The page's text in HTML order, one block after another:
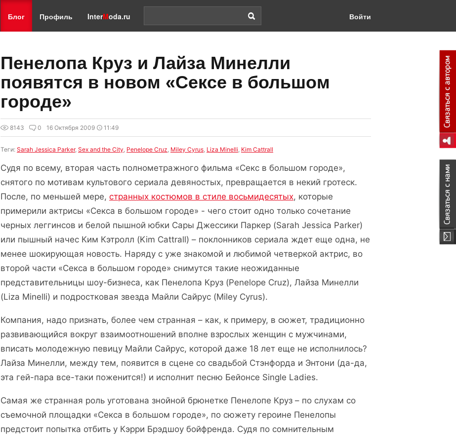
Блог Профиль InterModa.ru Войти
Пенелопа Круз и Лайза Минелли
появятся в новом «Сексе в большом
городе»
8143 0 16 Октября 2009 11:49
Теги: Sarah Jessica Parker, Sex and the City, Penelope Cruz, Miley Cyrus, Liza Minelli, Kim Cattrall
Судя по всему, вторая часть полнометражного фильма «Секс в большом городе»,
снятого по мотивам культового сериала девяностых, превращается в некий гротеск.
После, по меньшей мере, странных костюмов в стиле восьмидесятых, которые
примерили актрисы «Секса в большом городе» - чего стоит одно только сочетание
черных леггинсов и белой пышной юбки Сары Джессики Паркер (Sarah Jessica Parker)
или пышный начес Ким Кэтролл (Kim Cattrall) – поклонников сериала ждет еще одна, не
менее шокирующая новость. Наряду с уже знакомой и любимой четверкой актрис, во
второй части «Секса в большом городе» снимутся такие неожиданные
представительницы шоу-бизнеса, как Пенелопа Круз (Penelope Cruz), Лайза Минелли
(Liza Minelli) и подростковая звезда Майли Сайрус (Miley Cyrus).
Компания, надо признать, более чем странная – как, к примеру, в сюжет, традиционно
развивающийся вокруг взаимоотношений вполне взрослых женщин с мужчинами,
вписать молодежную певицу Майли Сайрус, которой даже 18 лет еще не исполнилось?
Лайза Минелли, между тем, появится в сцене со свадьбой Стэнфорда и Энтони (да-да,
эта гей-пара все-таки поженится!) и исполнит песню Бейонсе Single Ladies.
Самая же странная роль уготована знойной брюнетке Пенелопе Круз – по слухам со
съемочной площадки «Секса в большом городе», по сюжету героине Пенелопы
предстоит попытка отбить у Кэрри Брэдшоу бойфренда. Судя по сомнительным